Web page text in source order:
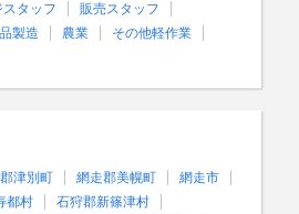
スタッフ
販売スタッフ
製造 農業
その他軽作業
津別町 網走郡美幌町
網走市
都村
石狩郡新篠津村